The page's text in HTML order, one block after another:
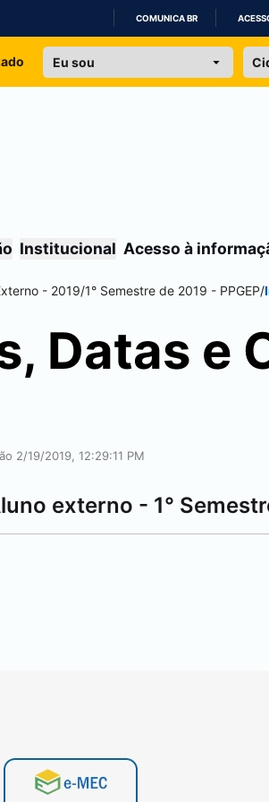
IR
COMUNICA BR
Institucional Acesso à
- 2019/1° Semestre de 2019 - PPGEP/
Datas e
2/19/2019, 12:29:11 PM
externo - 1°